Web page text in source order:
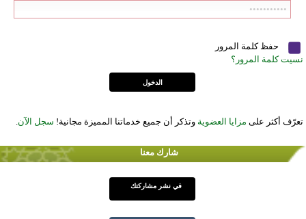
حفظ كلمة المرور
نسيت كلمة المرور؟
تعرّف أكثر على مزايا العضوية وتذكر أن جميع خدماتنا المميزة مجانية! سجل الآن.
شارك معنا
في نشر مشاركتك